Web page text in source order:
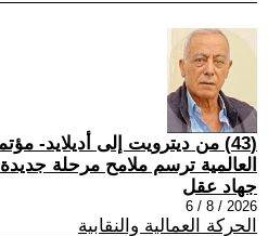
(43) من ديترويت إلى أديلايد-
العالمية ترسم ملامح مرحلة جديدة
جهاد عقل
2026 / 8 / 6
الحركة العمالية والنقابية